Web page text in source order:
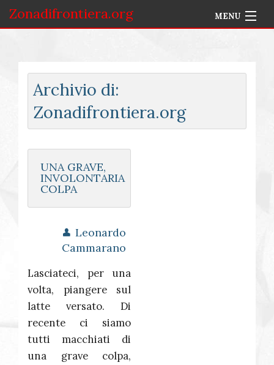
Zonadifrontiera.org MENU
Selezione per Autore
Accedi
Archivio di:
Zonadifrontiera.org
UNA GRAVE,
INVOLONTARIA
COLPA
Leonardo
Cammarano
Lasciateci, per una
volta, piangere sul
latte versato. Di
recente ci siamo
tutti macchiati di
una grave colpa,